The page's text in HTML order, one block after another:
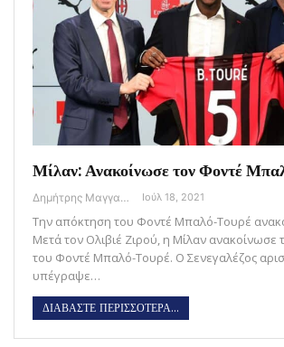
Μίλαν: Ανακοίνωσε τον Φοντέ
Δημήτρης Μαγγανάρης Ιούλ 18, 2021
Την απόκτηση του Φοντέ Μπαλό-Τουρέ
Μετά τον Ολιβιέ Ζιρού, η Μίλαν ανακοίνωσε
του Φοντέ Μπαλό-Τουρέ. Ο Σενεγαλέζος
υπέγραψε…
ΔΙΑΒΑΣΤΕ ΠΕΡΙΣΣΟΤΕΡΑ...